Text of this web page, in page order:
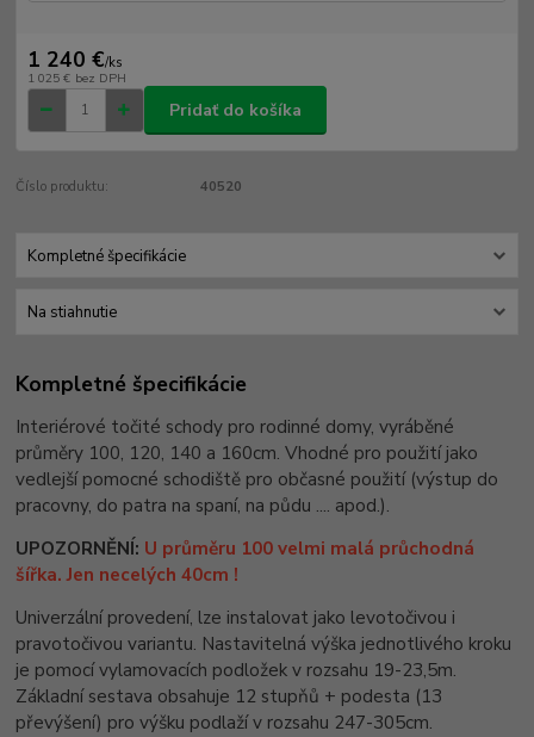
1 240 €/ks
1 025 € bez DPH
Pridať do košíka
Číslo produktu: 40520
Kompletné špecifikácie
Na stiahnutie
Kompletné špecifikácie
Interiérové točité schody pro rodinné domy, vyráběné
průměry 100, 120, 140 a 160cm. Vhodné pro použití jako
vedlejší pomocné schodiště pro občasné použití (výstup do
pracovny, do patra na spaní, na půdu .... apod.).
UPOZORNĚNÍ: U průměru 100 velmi malá průchodná
šířka. Jen necelých 40cm !
Univerzální provedení, lze instalovat jako levotočivou i
pravotočivou variantu. Nastavitelná výška jednotlivého kroku
je pomocí vylamovacích podložek v rozsahu 19-23,5m.
Základní sestava obsahuje 12 stupňů + podesta (13
převýšení) pro výšku podlaží v rozsahu 247-305cm.